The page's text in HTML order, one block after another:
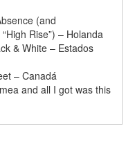
(and
Rise”) – Holanda
& White – Estados
– Canadá
and all I got was this